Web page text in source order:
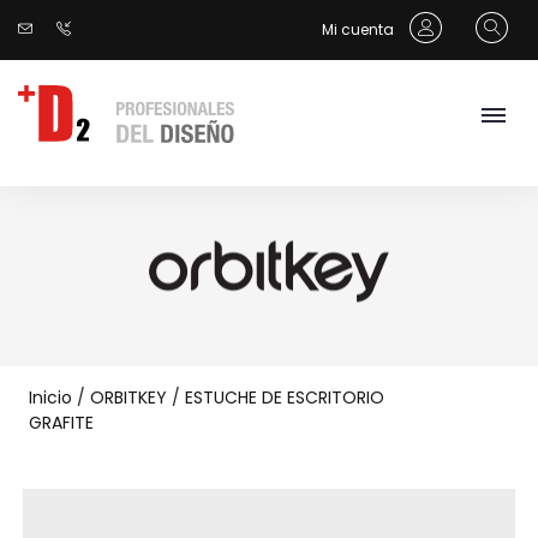
Mi cuenta
Inicio / ORBITKEY / ESTUCHE DE ESCRITORIO
GRAFITE